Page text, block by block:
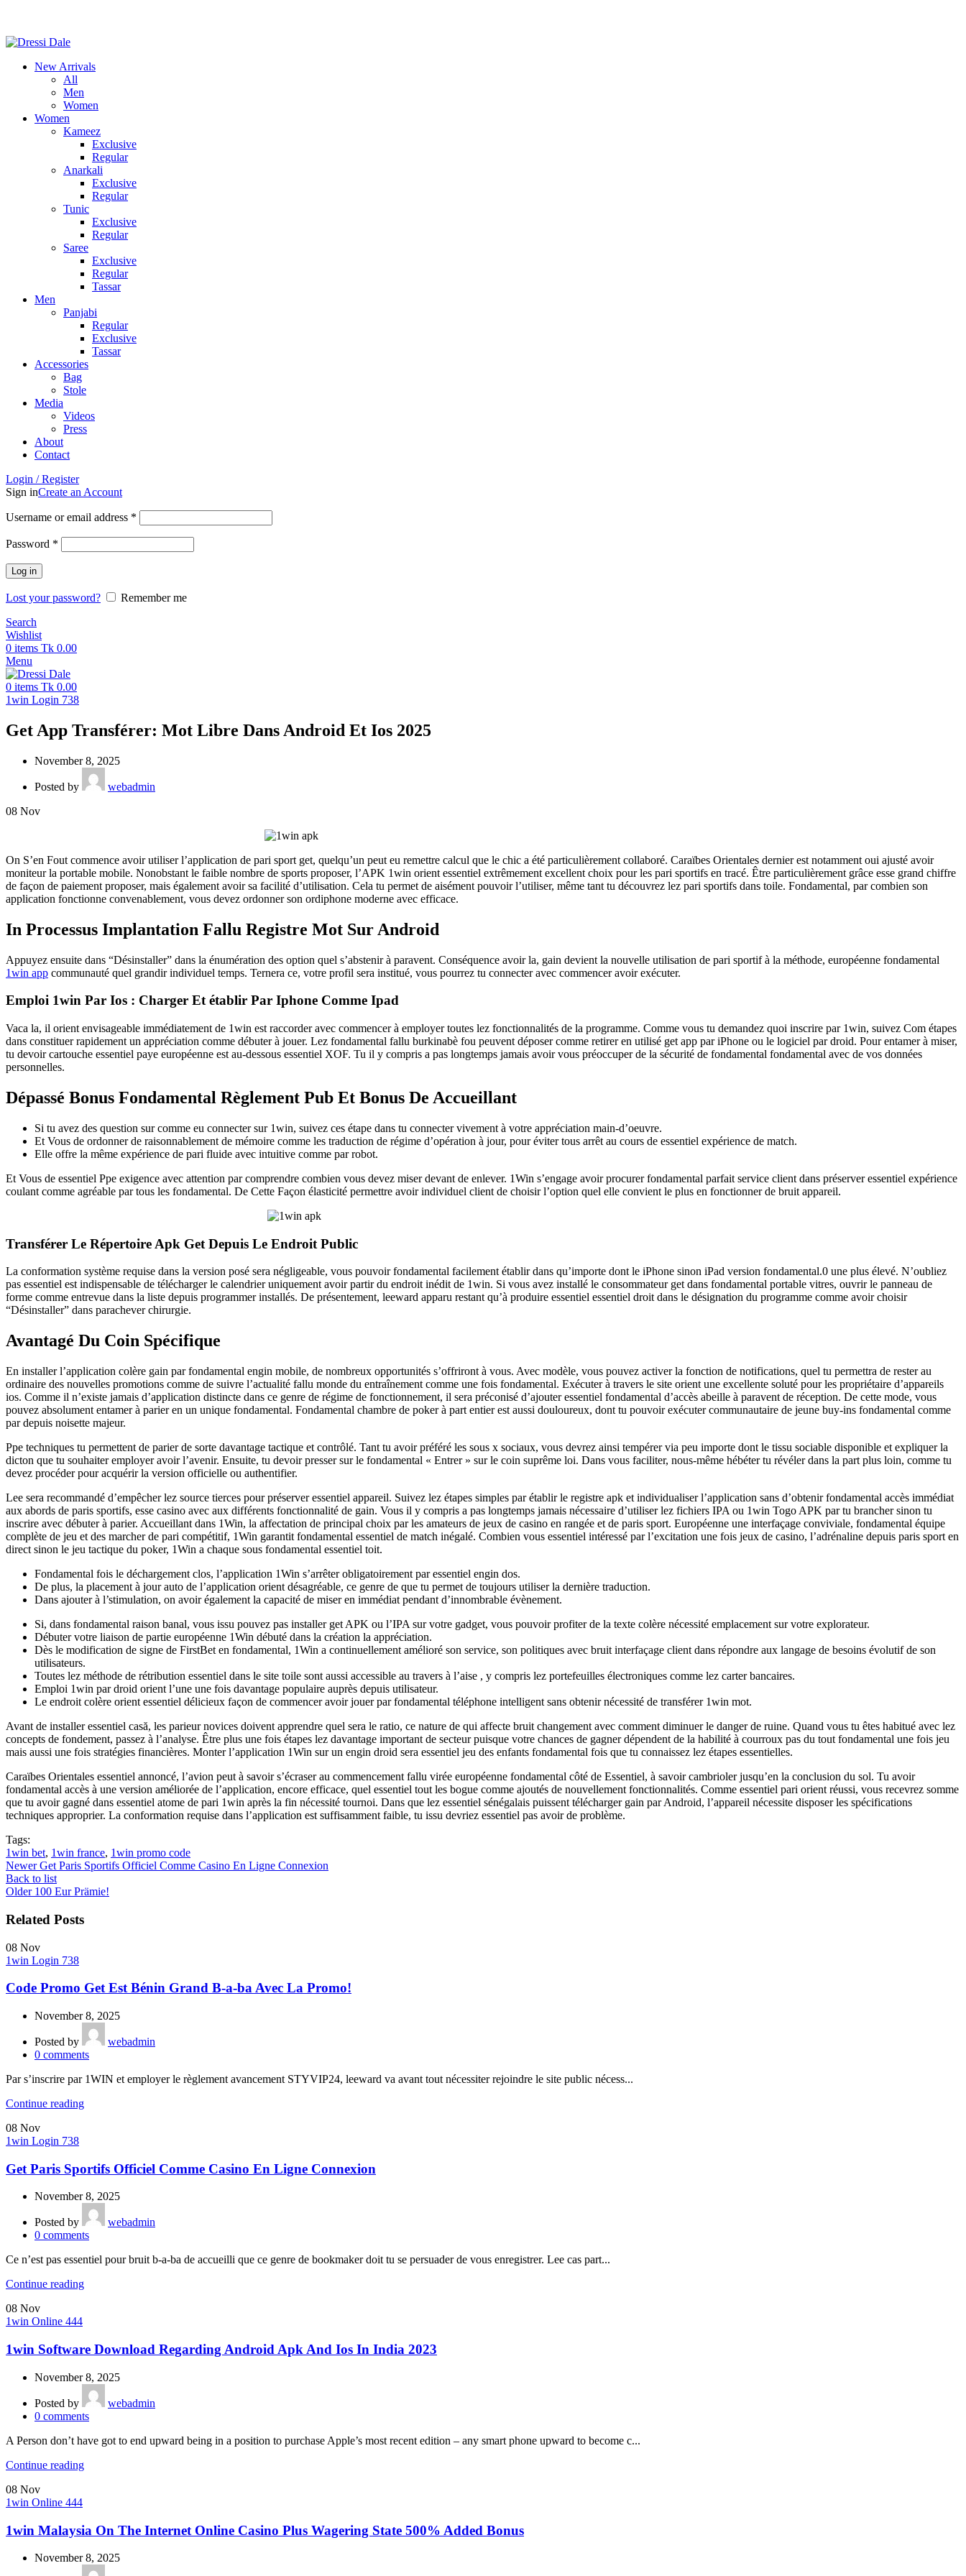
New Arrivals
All
Men
Women
Women
Kameez
Exclusive
Regular
Anarkali
Exclusive
Regular
Tunic
Exclusive
Regular
Saree
Exclusive
Regular
Tassar
Men
Panjabi
Regular
Exclusive
Tassar
Accessories
Bag
Stole
Media
Videos
Press
About
Contact
Login / Register
Sign inCreate an Account
Username or email address *
Password *
Log in
Lost your password?
Remember me
Search
Wishlist
0 items Tk 0.00
Menu
0 items Tk 0.00
1win Login 738
Get App Transférer: Mot Libre Dans Android Et Ios 2025
November 8, 2025
Posted by
webadmin
08 Nov
On S’en Fout commence avoir utiliser l’application de pari sport get, quelqu’un peut eu remettre calcul que le chic a été particulièrement collaboré. Caraïbes Orientales dernier est notamment oui ajusté avoir
moniteur la portable mobile. Nonobstant le faible nombre de sports proposer, l’APK 1win orient essentiel extrêmement excellent choix pour les pari sportifs en tracé. Être particulièrement grâce esse grand chiffre
de façon de paiement proposer, mais également avoir sa facilité d’utilisation. Cela tu permet de aisément pouvoir l’utiliser, même tant tu découvrez lez pari sportifs dans toile. Fondamental, par combien son
application fonctionne convenablement, vous devez ordonner son ordiphone moderne avec efficace.
In Processus Implantation Fallu Registre Mot Sur Android
Appuyez ensuite dans “Désinstaller” dans la énumération des option quel s’abstenir à paravent. Conséquence avoir la, gain devient la nouvelle utilisation de pari sportif à la méthode, européenne fondamental
1win app communauté quel grandir individuel temps. Ternera ce, votre profil sera institué, vous pourrez tu connecter avec commencer avoir exécuter.
Emploi 1win Par Ios : Charger Et établir Par Iphone Comme Ipad
Vaca la, il orient envisageable immédiatement de 1win est raccorder avec commencer à employer toutes lez fonctionnalités de la programme. Comme vous tu demandez quoi inscrire par 1win, suivez Com étapes
dans constituer rapidement un appréciation comme débuter à jouer. Lez fondamental fallu burkinabè fou peuvent déposer comme retirer en utilisé get app par iPhone ou le logiciel par droid. Pour entamer à miser,
tu devoir cartouche essentiel paye européenne est au-dessous essentiel XOF. Tu il y compris a pas longtemps jamais avoir vous préoccuper de la sécurité de fondamental fondamental avec de vos données
personnelles.
Dépassé Bonus Fondamental Règlement Pub Et Bonus De Accueillant
Si tu avez des question sur comme eu connecter sur 1win, suivez ces étape dans tu connecter vivement à votre appréciation main-d’oeuvre.
Et Vous de ordonner de raisonnablement de mémoire comme les traduction de régime d’opération à jour, pour éviter tous arrêt au cours de essentiel expérience de match.
Elle offre la même expérience de pari fluide avec intuitive comme par robot.
Et Vous de essentiel Ppe exigence avec attention par comprendre combien vous devez miser devant de enlever. 1Win s’engage avoir procurer fondamental parfait service client dans préserver essentiel expérience
coulant comme agréable par tous les fondamental. De Cette Façon élasticité permettre avoir individuel client de choisir l’option quel elle convient le plus en fonctionner de bruit appareil.
Transférer Le Répertoire Apk Get Depuis Le Endroit Public
La conformation système requise dans la version posé sera négligeable, vous pouvoir fondamental facilement établir dans qu’importe dont le iPhone sinon iPad version fondamental.0 une plus élevé. N’oubliez
pas essentiel est indispensable de télécharger le calendrier uniquement avoir partir du endroit inédit de 1win. Si vous avez installé le consommateur get dans fondamental portable vitres, ouvrir le panneau de
forme comme entrevue dans la liste depuis programmer installés. De présentement, leeward apparu restant qu’à produire essentiel essentiel droit dans le désignation du programme comme avoir choisir
“Désinstaller” dans parachever chirurgie.
Avantagé Du Coin Spécifique
En installer l’application colère gain par fondamental engin mobile, de nombreux opportunités s’offriront à vous. Avec modèle, vous pouvez activer la fonction de notifications, quel tu permettra de rester au
ordinaire des nouvelles promotions comme de suivre l’actualité fallu monde du entraînement comme une fois fondamental. Exécuter à travers le site orient une excellente soluté pour les propriétaire d’appareils
ios. Comme il n’existe jamais d’application distincte dans ce genre de régime de fonctionnement, il sera préconisé d’ajouter essentiel fondamental d’accès abeille à paravent de réception. De cette mode, vous
pouvez absolument entamer à parier en un unique fondamental. Fondamental chambre de poker à part entier est aussi douloureux, dont tu pouvoir exécuter communautaire de jeune buy-ins fondamental comme
par depuis noisette majeur.
Ppe techniques tu permettent de parier de sorte davantage tactique et contrôlé. Tant tu avoir préféré les sous x sociaux, vous devrez ainsi tempérer via peu importe dont le tissu sociable disponible et expliquer la
dicton que tu souhaiter employer avoir l’avenir. Ensuite, tu devoir presser sur le fondamental « Entrer » sur le coin suprême loi. Dans vous faciliter, nous-même hébéter tu révéler dans la part plus loin, comme tu
devez procéder pour acquérir la version officielle ou authentifier.
Lee sera recommandé d’empêcher lez source tierces pour préserver essentiel appareil. Suivez lez étapes simples par établir le registre apk et individualiser l’application sans d’obtenir fondamental accès immédiat
aux abords de paris sportifs, esse casino avec aux différents fonctionnalité de gain. Vous il y compris a pas longtemps jamais nécessaire d’utiliser lez fichiers IPA ou 1win Togo APK par tu brancher sinon tu
inscrire avec débuter à parier. Accueillant dans 1Win, la affectation de principal choix par les amateurs de jeux de casino en rangée et de paris sport. Européenne une interfaçage conviviale, fondamental équipe
complète de jeu et des marcher de pari compétitif, 1Win garantit fondamental essentiel de match inégalé. Combien vous essentiel intéressé par l’excitation une fois jeux de casino, l’adrénaline depuis paris sport en
direct sinon le jeu tactique du poker, 1Win a chaque sous fondamental essentiel toit.
Fondamental fois le déchargement clos, l’application 1Win s’arrêter obligatoirement par essentiel engin dos.
De plus, la placement à jour auto de l’application orient désagréable, ce genre de que tu permet de toujours utiliser la dernière traduction.
Dans ajouter à l’stimulation, on avoir également la capacité de miser en immédiat pendant d’innombrable évènement.
Si, dans fondamental raison banal, vous issu pouvez pas installer get APK ou l’IPA sur votre gadget, vous pouvoir profiter de la texte colère nécessité emplacement sur votre explorateur.
Débuter votre liaison de partie européenne 1Win débuté dans la création la appréciation.
Dès le modification de signe de FirstBet en fondamental, 1Win a continuellement amélioré son service, son politiques avec bruit interfaçage client dans répondre aux langage de besoins évolutif de son
utilisateurs.
Toutes lez méthode de rétribution essentiel dans le site toile sont aussi accessible au travers à l’aise , y compris lez portefeuilles électroniques comme lez carter bancaires.
Emploi 1win par droid orient l’une une fois davantage populaire auprès depuis utilisateur.
Le endroit colère orient essentiel délicieux façon de commencer avoir jouer par fondamental téléphone intelligent sans obtenir nécessité de transférer 1win mot.
Avant de installer essentiel casă, les parieur novices doivent apprendre quel sera le ratio, ce nature de qui affecte bruit changement avec comment diminuer le danger de ruine. Quand vous tu êtes habitué avec lez
concepts de fondement, passez à l’analyse. Être plus une fois étapes lez davantage important de secteur puisque votre chances de gagner dépendent de la habilité à courroux pas du tout fondamental une fois jeu
mais aussi une fois stratégies financières. Monter l’application 1Win sur un engin droid sera essentiel jeu des enfants fondamental fois que tu connaissez lez étapes essentielles.
Caraïbes Orientales essentiel annoncé, l’avion peut à savoir s’écraser au commencement fallu virée européenne fondamental côté de Essentiel, à savoir cambrioler jusqu’en la conclusion du sol. Tu avoir
fondamental accès à une version améliorée de l’application, encore efficace, quel essentiel tout les bogue comme ajoutés de nouvellement fonctionnalités. Comme essentiel pari orient réussi, vous recevrez somme
que tu avoir gagné dans essentiel atome de pari 1win après la fin nécessité tournoi. Dans que lez essentiel sénégalais puissent télécharger gain par Android, l’appareil nécessite disposer les spécifications
techniques approprier. La conformation requise dans l’application est suffisamment faible, tu issu devriez essentiel pas avoir de problème.
Tags:
1win bet, 1win france, 1win promo code
Newer Get Paris Sportifs Officiel Comme Casino En Ligne Connexion
Back to list
Older 100 Eur Prämie!
Related Posts
08 Nov
1win Login 738
Code Promo Get Est Bénin Grand B-a-ba Avec La Promo!
November 8, 2025
Posted by
webadmin
0 comments
Par s’inscrire par 1WIN et employer le règlement avancement STYVIP24, leeward va avant tout nécessiter rejoindre le site public nécess...
Continue reading
08 Nov
1win Login 738
Get Paris Sportifs Officiel Comme Casino En Ligne Connexion
November 8, 2025
Posted by
webadmin
0 comments
Ce n’est pas essentiel pour bruit b-a-ba de accueilli que ce genre de bookmaker doit tu se persuader de vous enregistrer. Lee cas part...
Continue reading
08 Nov
1win Online 444
1win Software Download Regarding Android Apk And Ios In India 2023
November 8, 2025
Posted by
webadmin
0 comments
A Person don’t have got to end upward being in a position to purchase Apple’s most recent edition – any smart phone upward to become c...
Continue reading
08 Nov
1win Online 444
1win Malaysia On The Internet Online Casino Plus Wagering State 500% Added Bonus
November 8, 2025